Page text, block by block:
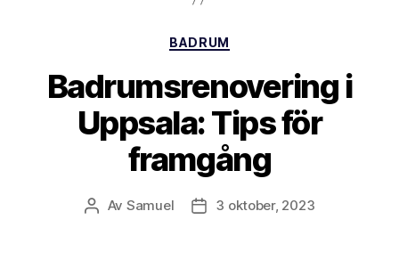
Kategorier
BADRUM
Badrumsrenovering i
Uppsala: Tips för
framgång
Inläggsförfattare
Av Samuel Inläggsdatum
3 oktober, 2023